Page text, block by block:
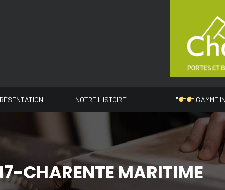
NOTRE HISTOIRE " GAMME
CHARENTE MARITIME